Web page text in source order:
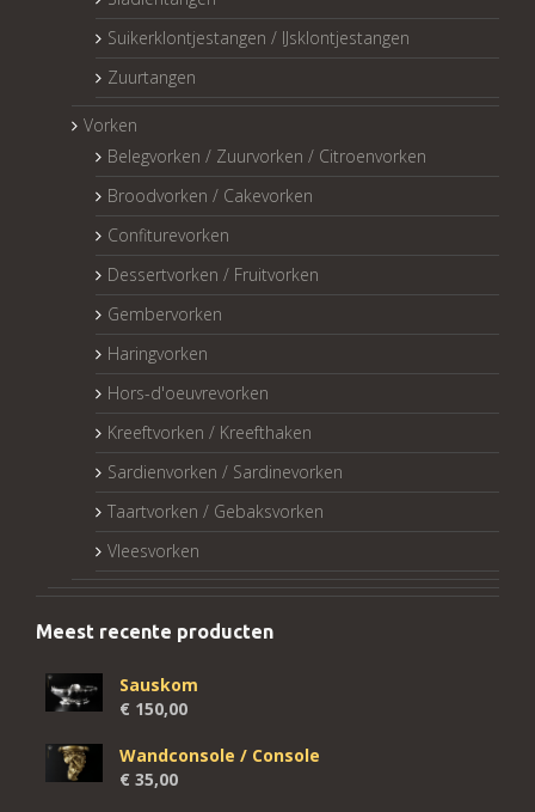
Suikerklontjestangen / IJsklontjestangen
Zuurtangen
Vorken
Belegvorken / Zuurvorken / Citroenvorken
Broodvorken / Cakevorken
Confiturevorken
Dessertvorken / Fruitvorken
Gembervorken
Haringvorken
Hors-d'oeuvrevorken
Kreeftvorken / Kreefthaken
Sardienvorken / Sardinevorken
Taartvorken / Gebaksvorken
Vleesvorken
Meest recente producten
Sauskom
€ 150,00
Wandconsole / Console
€ 35,00